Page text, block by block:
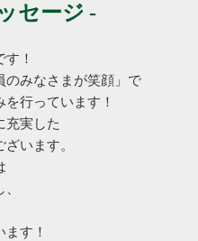
セージ
！
のみなさまが笑顔」で
行っています！
充実した
います。
す！